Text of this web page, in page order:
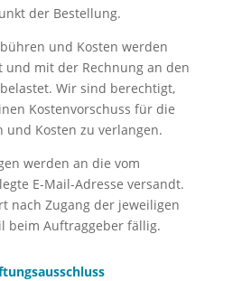
der Bestellung.
und Kosten werden
und mit der Rechnung an den
Wir sind berechtigt,
Kostenvorschuss für die
Kosten zu verlangen.
werden an die vom
E-Mail-Adresse versandt.
nach Zugang der jeweiligen
beim Auftraggeber fällig.